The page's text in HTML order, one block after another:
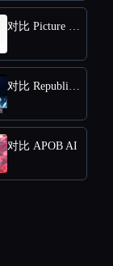
对比 Picture to Drawing
对比 Republiclabs.ai
对比 APOB AI